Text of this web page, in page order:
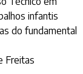
infantis
do fundamental
Freitas